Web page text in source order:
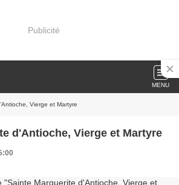
Publicité
MENU
Vierge et Martyre
d'Antioche, Vierge et Martyre